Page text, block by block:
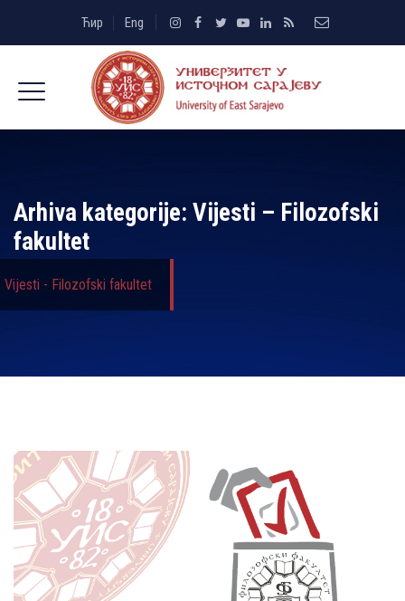
Ћир Eng
Arhiva kategorije: Vijesti – Filozofski
fakultet
Vijesti - Filozofski fakultet